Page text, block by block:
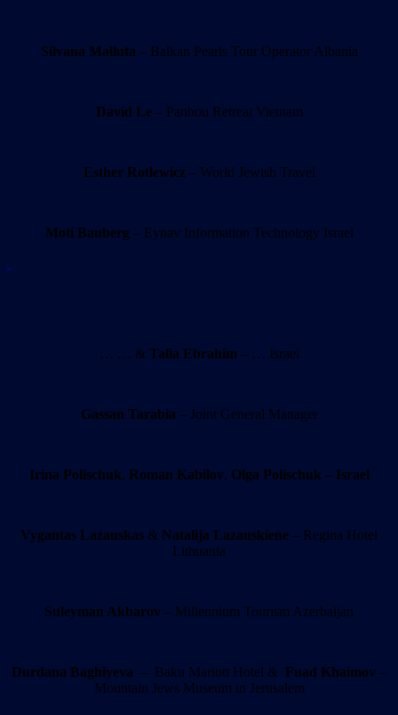
Silvana Malluta – Balkan Pearls Tour Operator Albania
David Le– Panhou Retreat Vietnam
Esther Rotlewicz– World Jewish Travel
Moti Bauberg – Eynav Information Technology Israel
… … & Talia Ebrahim – … Israel
Gassan Tarabia – Joint General Manager
Irina Polischuk, Roman Kabilov, Olga Polischuk – Israel
Vygantas Lazauskas & Natalija Lazauskiene – Regina Hotel
Lithuania
Suleyman Akbarov – Millennium Tourism Azerbaijan
Durdana Baghiyeva – Baku Mariott Hotel & Fuad Khaimov –
Mountain Jews Museum in Jerusalem